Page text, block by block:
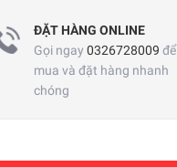
ĐẶT HÀNG ONLINE
Gọi ngay 0326728009 để
mua và đặt hàng nhanh
chóng